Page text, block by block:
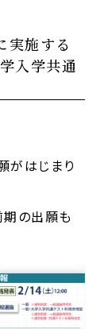
実施する
入学共通
がはじまり
の出願も